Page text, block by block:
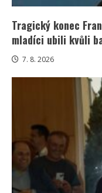
Tragický konec
mladíci ubili kvůli
7. 8. 2026